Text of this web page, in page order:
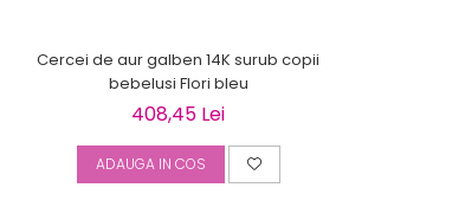
Cercei de aur galben 14K surub copii
bebelusi Flori bleu
408,45 Lei
ADAUGA IN COS